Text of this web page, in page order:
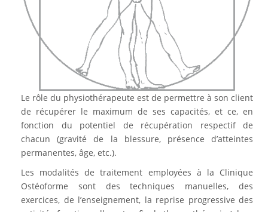
Le rôle du physiothérapeute est de permettre à son client
de récupérer le maximum de ses capacités, et ce, en
fonction du potentiel de récupération respectif de
chacun (gravité de la blessure, présence d’atteintes
permanentes, âge, etc.).
Les modalités de traitement employées à la Clinique
Ostéoforme sont des techniques manuelles, des
exercices, de l’enseignement, la reprise progressive des